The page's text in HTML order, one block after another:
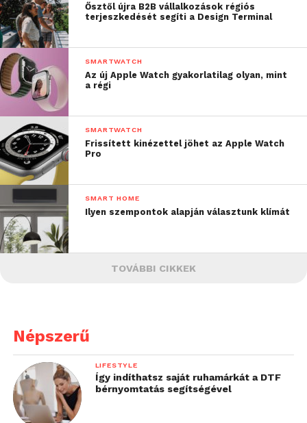
Ősztől újra B2B vállalkozások régiós
terjeszkedését segíti a Design Terminal
SMARTWATCH
Az új Apple Watch gyakorlatilag olyan, mint
a régi
SMARTWATCH
Frissített kinézettel jöhet az Apple Watch
Pro
SMART HOME
Ilyen szempontok alapján választunk klímát
TOVÁBBI CIKKEK
Népszerű
LIFESTYLE
Így indíthatsz saját ruhamárkát a DTF
bérnyomtatás segítségével